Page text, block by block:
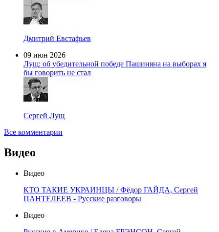
Дмитрий Евстафьев
09 июн 2026
Лущ: об убедительной победе Пашиняна на выборах я
бы говорить не стал
Сергей Лущ
Все комментарии
Видео
Видео
КТО ТАКИЕ УКРАИНЦЫ / Фёдор ГАЙДА, Сергей
ПАНТЕЛЕЕВ - Русские разговоры
Видео